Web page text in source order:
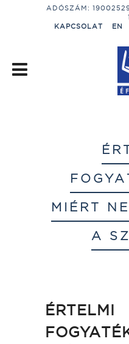
ADÓSZÁM:
KAPCSOLAT
EN
MIÉRT
A
ÉRTELMI